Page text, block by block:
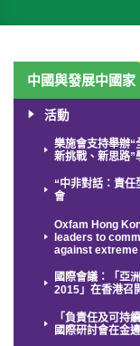
中國與發展中國家
活動
樂施會支持舉辦“
新挑戰、新思路”
“中非對話：責任
會
Oxfam Hong
leaders to
against
國際會議：「亞
2015」在香港召
「負責任及可持
國際研討會在金